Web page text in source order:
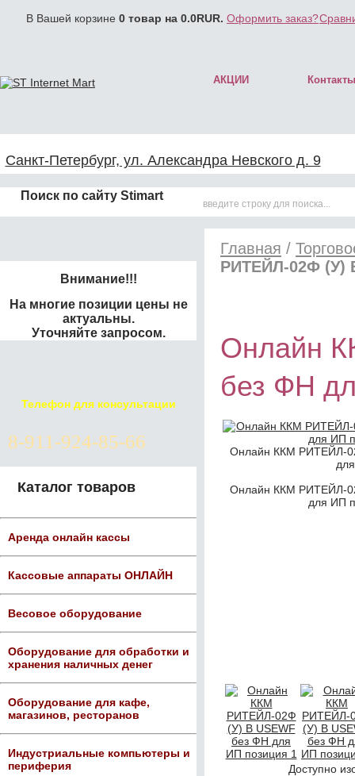
В Вашей корзине 0 товар на 0.0RUR. Оформить заказ?
АКЦИИ Контакты
Санкт-Петербург, ул. Александра Невского д. 9
Поиск по сайту Stimart
Внимание!!!
На многие позиции цены не
актуальны.
Уточняйте запросом.
Телефон для консультации
8-911-924-85-66
Каталог товаров
Аренда онлайн кассы
Кассовые аппараты ОНЛАЙН
Весовое оборудование
Оборудование для обработки и
хранения наличных денег
Оборудование для кафе,
магазинов, ресторанов
Индустриальные компьютеры и
периферия
Главная /
РИТЕЙЛ-02Ф (У)
Онлайн
без ФН
Онлайн ККМ РИТЕЙЛ-
Онлайн ККМ РИТЕЙЛ-
для ИП
Доступно